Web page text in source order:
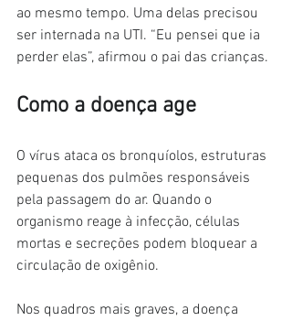
ao mesmo tempo. Uma delas precisou
ser internada na UTI. “Eu pensei que ia
perder elas”, afirmou o pai das crianças.
Como a doença age
O vírus ataca os bronquíolos, estruturas
pequenas dos pulmões responsáveis
pela passagem do ar. Quando o
organismo reage à infecção, células
mortas e secreções podem bloquear a
circulação de oxigênio.
Nos quadros mais graves, a doença